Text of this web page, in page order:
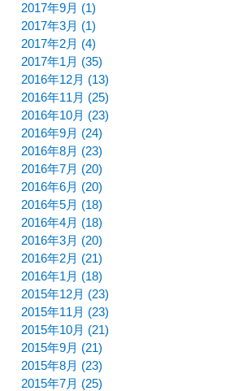
2017年9月 (1)
2017年3月 (1)
2017年2月 (4)
2017年1月 (35)
2016年12月 (13)
2016年11月 (25)
2016年10月 (23)
2016年9月 (24)
2016年8月 (23)
2016年7月 (20)
2016年6月 (20)
2016年5月 (18)
2016年4月 (18)
2016年3月 (20)
2016年2月 (21)
2016年1月 (18)
2015年12月 (23)
2015年11月 (23)
2015年10月 (21)
2015年9月 (21)
2015年8月 (23)
2015年7月 (25)